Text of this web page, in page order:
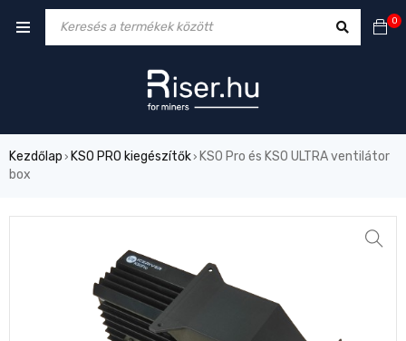
0
Kezdőlap › KS0 PRO kiegészítők› KS0 Pro és KS0 ULTRA ventilátor
box